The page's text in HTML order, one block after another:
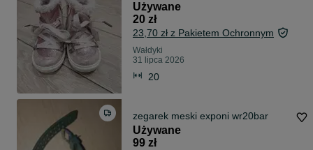
Używane
20 zł
23,70 zł z Pakietem Ochronnym
Wałdyki
31 lipca 2026
20
zegarek meski exponi wr20bar
Używane
99 zł